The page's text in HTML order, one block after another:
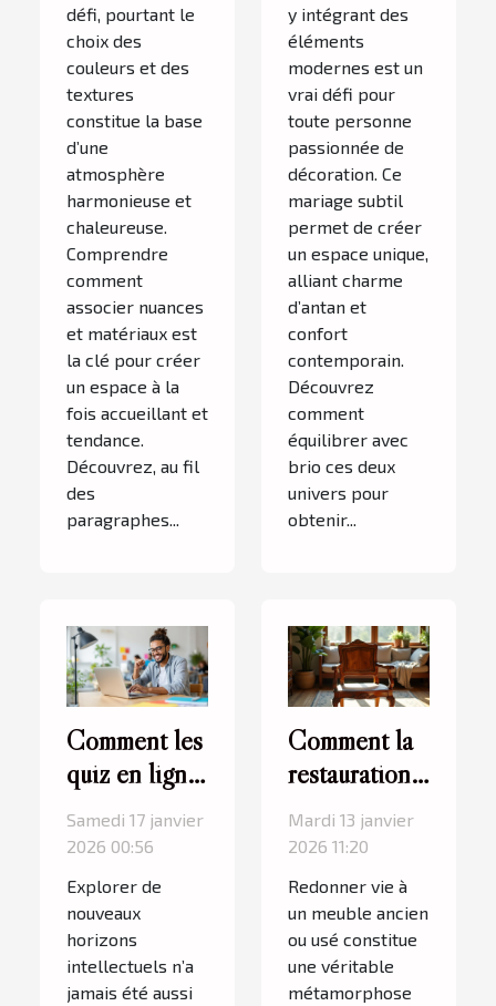
défi, pourtant le
choix des
couleurs et des
textures
constitue la base
d’une
atmosphère
harmonieuse et
chaleureuse.
Comprendre
comment
associer nuances
et matériaux est
la clé pour créer
un espace à la
fois accueillant et
tendance.
Découvrez, au fil
des
paragraphes...
y intégrant des
éléments
modernes est un
vrai défi pour
toute personne
passionnée de
décoration. Ce
mariage subtil
permet de créer
un espace unique,
alliant charme
d’antan et
confort
contemporain.
Découvrez
comment
équilibrer avec
brio ces deux
univers pour
obtenir...
Comment les
quiz en ligne
peuvent
enrichir votre
culture
générale ?
Samedi 17 janvier
2026 00:56
Explorer de
nouveaux
horizons
intellectuels n’a
jamais été aussi
Comment la
restauration
de meubles
peut
transformer
votre
intérieur ?
Mardi 13 janvier
2026 11:20
Redonner vie à
un meuble ancien
ou usé constitue
une véritable
métamorphose